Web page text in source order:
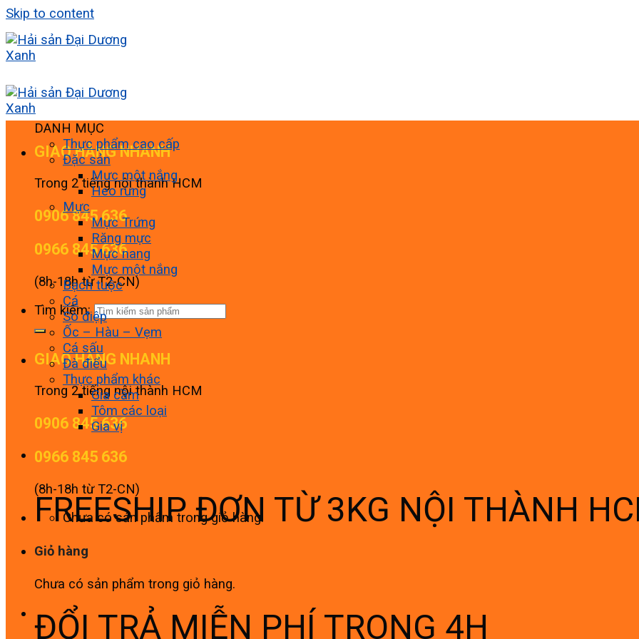
Skip to content
GIAO HÀNG NHANH
Trong 2 tiếng nội thành HCM
0906 845 636
0966 845 636
(8h-18h từ T2-CN)
Tìm kiếm:
GIAO HÀNG NHANH
Trong 2 tiếng nội thành HCM
0906 845 636
0966 845 636
(8h-18h từ T2-CN)
Chưa có sản phẩm trong giỏ hàng.
Giỏ hàng
Chưa có sản phẩm trong giỏ hàng.
DANH MỤC
Thực phẩm cao cấp
Đặc sản
Mực một nắng
Heo rừng
Mực
Mực Trứng
Răng mực
Mực nang
Mực một nắng
Bạch tuộc
Cá
Sò điệp
Ốc – Hàu – Vẹm
Cá sấu
Đà điểu
Thực phẩm khác
Gia cầm
Tôm các loại
Gia vị
FREESHIP ĐƠN TỪ 3KG NỘI THÀNH
ĐỔI TRẢ MIỄN PHÍ TRONG 4H